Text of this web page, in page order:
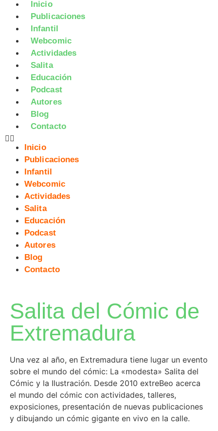
Inicio
Publicaciones
Infantil
Webcomic
Actividades
Salita
Educación
Podcast
Autores
Blog
Contacto
Inicio
Publicaciones
Infantil
Webcomic
Actividades
Salita
Educación
Podcast
Autores
Blog
Contacto
Salita del Cómic de
Extremadura
Una vez al año, en Extremadura tiene lugar un evento
sobre el mundo del cómic: La «modesta» Salita del
Cómic y la Ilustración. Desde 2010 extreBeo acerca
el mundo del cómic con actividades, talleres,
exposiciones, presentación de nuevas publicaciones
y dibujando un cómic gigante en vivo en la calle.